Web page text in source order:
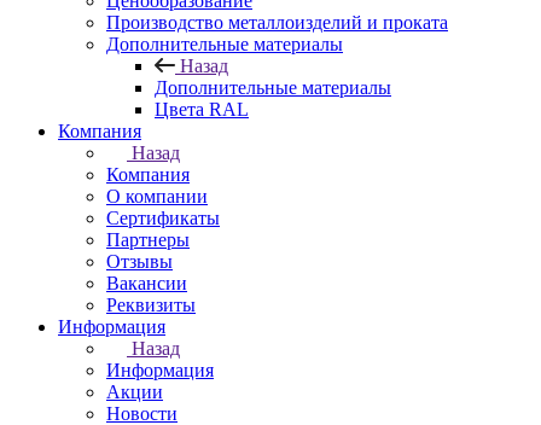
Производство металлоизделий и проката
Дополнительные материалы
Назад
Дополнительные материалы
Цвета RAL
Компания
Назад
Компания
О компании
Сертификаты
Партнеры
Отзывы
Вакансии
Реквизиты
Информация
Назад
Информация
Акции
Новости